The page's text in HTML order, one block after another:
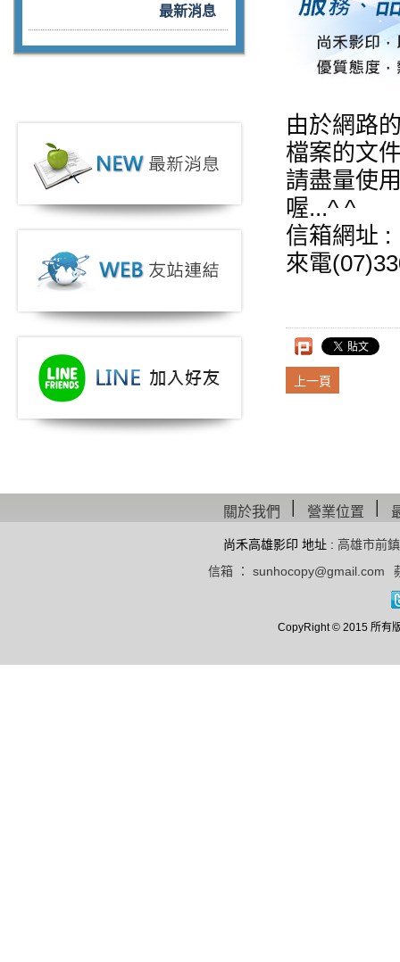
最新消息
由於網路
檔案的文
請盡量使
喔...^ ^
信箱網址 :
來電
上一頁
關於我們 營業位置
尚禾高雄影印 地址 : 高雄市前
信箱 ： sunhocopy@gmail.com
CopyRight © 2015 所有